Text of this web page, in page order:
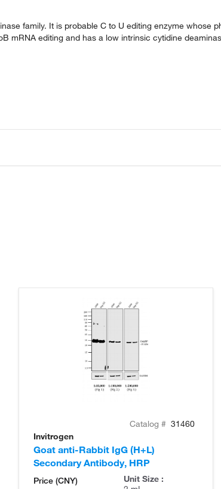
family. It is probable C to U editing enzyme whose
mRNA editing and has a low intrinsic cytidine
Catalog # 31460
Invitrogen
Goat anti-Rabbit IgG (H+L)
Secondary Antibody, HRP
Price (CNY)
Unit Size :